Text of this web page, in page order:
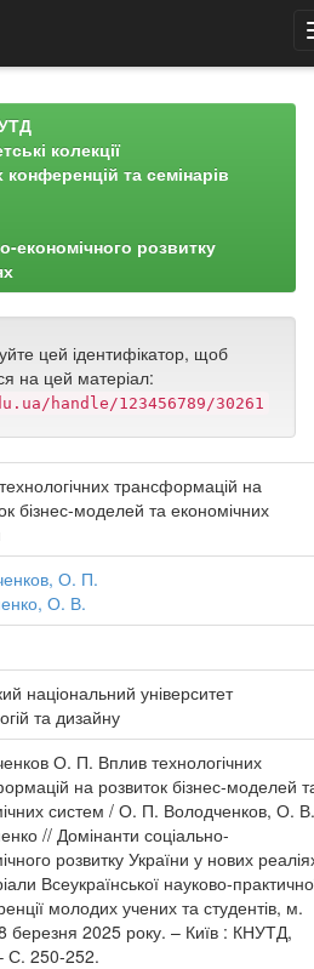
колекції
та семінарів
економічного розвитку
цей ідентифікатор, щоб
на цей матеріал:
handle/123456789/30261
трансформацій на
бізнес-моделей та економічних
О. П.
О. В.
національний університет
та дизайну
О. П. Вплив технологічних
на розвиток бізнес-моделей
систем / О. П. Володченков, О. В.
// Домінанти соціально-
розвитку України у нових
Всеукраїнської науково-
молодих учених та студентів, м.
березня 2025 року. – Київ : КНУТД,
С. 250-252.